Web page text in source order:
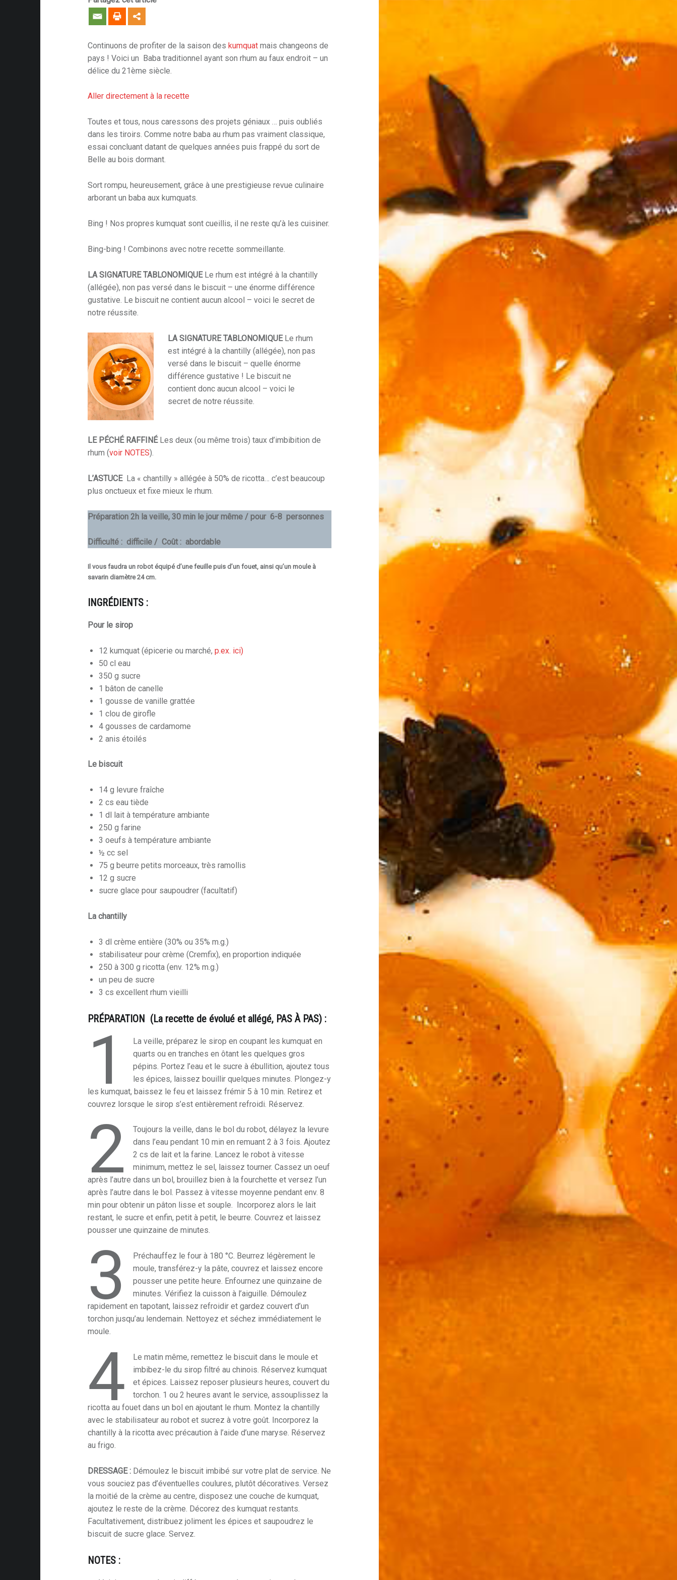
Continuons de profiter de la saison deskumquatmais changeons de
pays ! Voici un Baba traditionnel ayant son rhum au faux endroit – un
délice du 21ème siècle.
Aller directement à la recette
Toutes et tous, nous caressons des projets géniaux … puis oubliés
dans les tiroirs. Comme notre baba au rhum pas vraiment classique,
essai concluant datant de quelques années puis frappé du sort de
Belle au bois dormant.
Sort rompu, heureusement, grâce à une prestigieuse revue culinaire
arborant un baba aux kumquats.
Bing ! Nos propres kumquat sont cueillis, il ne reste qu’à les cuisiner.
Bing-bing ! Combinons avec notre recette sommeillante.
LA SIGNATURE TABLONOMIQUELe rhum est intégré à la chantilly
(allégée), non pas versé dans le biscuit – une énorme différence
gustative. Le biscuit ne contient aucun alcool – voici le secret de
notre réussite.
LA SIGNATURE TABLONOMIQUELe rhum
est intégré à la chantilly (allégée), non pas
versé dans le biscuit – quelle énorme
différence gustative ! Le biscuit ne
contient donc aucun alcool – voici le
secret de notre réussite.
LE PÉCHÉ RAFFINÉLes deux (ou même trois) taux d’imbibition de
rhum (voir NOTES).
L’ASTUCE La « chantilly » allégée à 50% de ricotta… c’est beaucoup
plus onctueux et fixe mieux le rhum.
Préparation 2h la veille, 30 min le jour même / pour 6-8 personnes
Difficulté : difficile / Coût : abordable
Il vous faudra un robot équipé d’une feuille puis d’un fouet, ainsi qu’un moule à
savarin diamètre 24 cm.
INGRÉDIENTS :
Pour le sirop
12 kumquat (épicerie ou marché,p.ex. ici)
50 cl eau
350 g sucre
1 bâton de canelle
1 gousse de vanille grattée
1 clou de girofle
4 gousses de cardamome
2 anis étoilés
Le biscuit
14 g levure fraîche
2 cs eau tiède
1 dl lait à température ambiante
250 g farine
3 oeufs à température ambiante
½ cc sel
75 g beurre petits morceaux, très ramollis
12 g sucre
sucre glace pour saupoudrer (facultatif)
La chantilly
3 dl crème entière (30% ou 35% m.g.)
stabilisateur pour crème (Cremfix), en proportion indiquée
250 à 300 g ricotta (env. 12% m.g.)
un peu de sucre
3 cs excellent rhum vieilli
PRÉPARATION (La recette de évolué et allégé, PAS À PAS) :
1
La veille, préparez le sirop en coupant les kumquat en
quarts ou en tranches en ôtant les quelques gros
pépins. Portez l’eau et le sucre à ébullition, ajoutez tous
les épices, laissez bouillir quelques minutes. Plongez-y
les kumquat, baissez le feu et laissez frémir 5 à 10 min. Retirez et
couvrez lorsque le sirop s’est entièrement refroidi. Réservez.
2
Toujours la veille, dans le bol du robot, délayez la levure
dans l’eau pendant 10 min en remuant 2 à 3 fois. Ajoutez
2 cs de lait et la farine. Lancez le robot à vitesse
minimum, mettez le sel, laissez tourner. Cassez un oeuf
après l’autre dans un bol, brouillez bien à la fourchette et versez l’un
après l’autre dans le bol. Passez à vitesse moyenne pendant env. 8
min pour obtenir un pâton lisse et souple. Incorporez alors le lait
restant, le sucre et enfin, petit à petit, le beurre. Couvrez et laissez
pousser une quinzaine de minutes.
3
Préchauffez le four à 180 °C. Beurrez légèrement le
moule, transférez-y la pâte, couvrez et laissez encore
pousser une petite heure. Enfournez une quinzaine de
minutes. Vérifiez la cuisson à l’aiguille. Démoulez
rapidement en tapotant, laissez refroidir et gardez couvert d’un
torchon jusqu’au lendemain. Nettoyez et séchez immédiatement le
moule.
4
Le matin même, remettez le biscuit dans le moule et
imbibez-le du sirop filtré au chinois. Réservez kumquat
et épices. Laissez reposer plusieurs heures, couvert du
torchon. 1 ou 2 heures avant le service, assouplissez la
ricotta au fouet dans un bol en ajoutant le rhum. Montez la chantilly
avec le stabilisateur au robot et sucrez à votre goût. Incorporez la
chantilly à la ricotta avec précaution à l’aide d’une maryse. Réservez
au frigo.
DRESSAGE : Démoulez le biscuit imbibé sur votre plat de service. Ne
vous souciez pas d’éventuelles coulures, plutôt décoratives. Versez
la moitié de la crème au centre, disposez une couche de kumquat,
ajoutez le reste de la crème. Décorez des kumquat restants.
Facultativement, distribuez joliment les épices et saupoudrez le
biscuit de sucre glace. Servez.
NOTES :